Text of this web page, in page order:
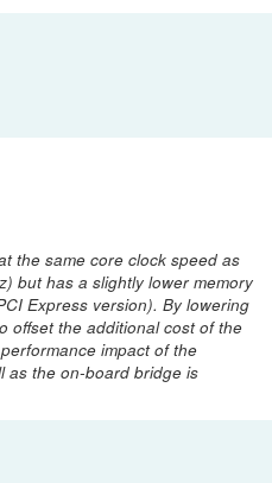
the same core clock speed as
but has a slightly lower memory
Express version). By lowering
offset the additional cost of the
impact of the
as the on-board bridge is